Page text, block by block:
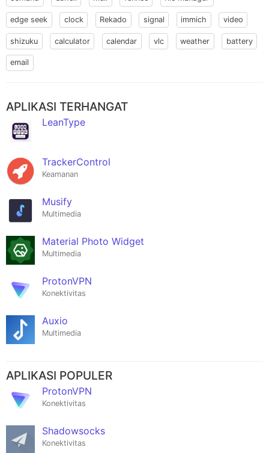
edge seek clock Rekado signal immich video
shizuku calculator calendar vlc weather battery
email
APLIKASI TERHANGAT
LeanType
TrackerControl
Keamanan
Musify
Multimedia
Material Photo Widget
Multimedia
ProtonVPN
Konektivitas
Auxio
Multimedia
APLIKASI POPULER
ProtonVPN
Konektivitas
Shadowsocks
Konektivitas